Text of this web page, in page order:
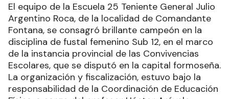
El equipo de la Escuela 25 Teniente General Julio
Argentino Roca, de la localidad de Comandante
Fontana, se consagró brillante campeón en la
disciplina de fustal femenino Sub 12, en el marco
de la instancia provincial de las Convivencias
Escolares, que se disputó en la capital formoseña.
La organización y fiscalización, estuvo bajo la
responsabilidad de la Coordinación de Educación